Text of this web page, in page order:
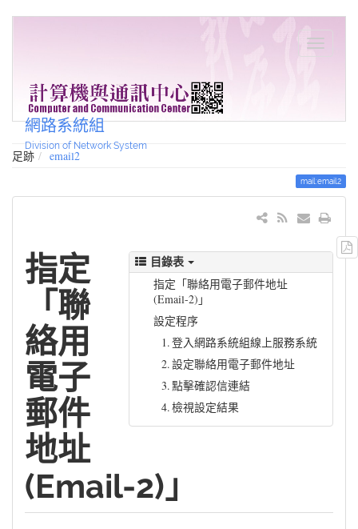
網路系統組
Division of Network System
足跡 email2
mail:email2
目錄表
指定「聯絡用電子郵件地址
(Email-2)」
設定程序
1. 登入網路系統組線上服務系統
2. 設定聯絡用電子郵件地址
3. 點擊確認信連結
4. 檢視設定結果
指定
「聯
絡用
電子
郵件
地址
(Email-2)」